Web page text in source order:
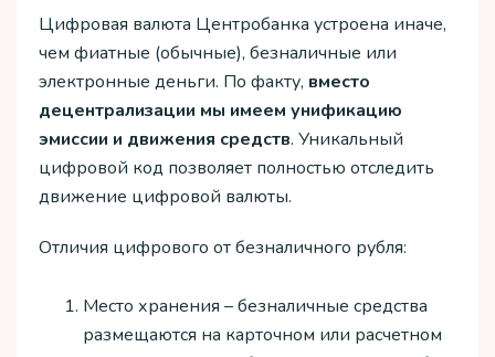
Цифровая валюта Центробанка устроена иначе,
чем фиатные (обычные), безналичные или
электронные деньги. По факту, вместо
децентрализации мы имеем унификацию
эмиссии и движения средств. Уникальный
цифровой код позволяет полностью отследить
движение цифровой валюты.
Отличия цифрового от безналичного рубля:
Место хранения – безналичные средства
размещаются на карточном или расчетном